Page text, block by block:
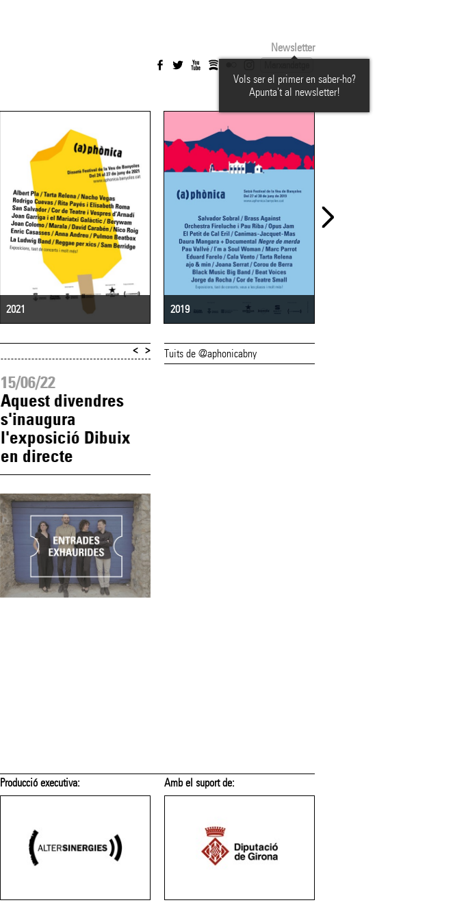
Newsletter
Vols ser el primer en saber-ho?
Apunta't al newsletter!
2021 2019
15/06/22
Aquest divendres
s'inaugura
l'exposició Dibuix
en directe
< > Tuits de @aphonicabny
Membre de: